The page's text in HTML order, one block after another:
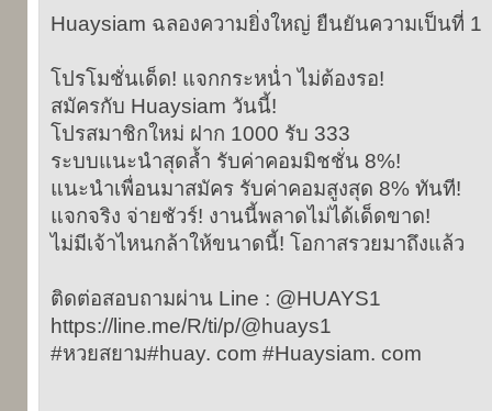
Huaysiam ฉลองความยิ่งใหญ่ ยืนยันความเป็นที่ 1
โปรโมชั่นเด็ด! แจกกระหน่ำ ไม่ต้องรอ!
สมัครกับ Huaysiam วันนี้!
โปรสมาชิกใหม่ ฝาก 1000 รับ 333
ระบบแนะนำสุดล้ำ รับค่าคอมมิชชั่น 8%!
แนะนำเพื่อนมาสมัคร รับค่าคอมสูงสุด 8% ทันที!
แจกจริง จ่ายชัวร์! งานนี้พลาดไม่ได้เด็ดขาด!
ไม่มีเจ้าไหนกล้าให้ขนาดนี้! โอกาสรวยมาถึงแล้ว
ติดต่อสอบถามผ่าน Line : @HUAYS1
https://line.me/R/ti/p/@huays1
#หวยสยาม#huay. com #Huaysiam. com